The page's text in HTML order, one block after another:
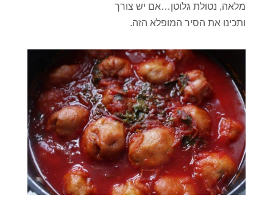
מלאה, נטולת גלוטן…אם יש צורך
ותכינו את הסיר המופלא הזה.